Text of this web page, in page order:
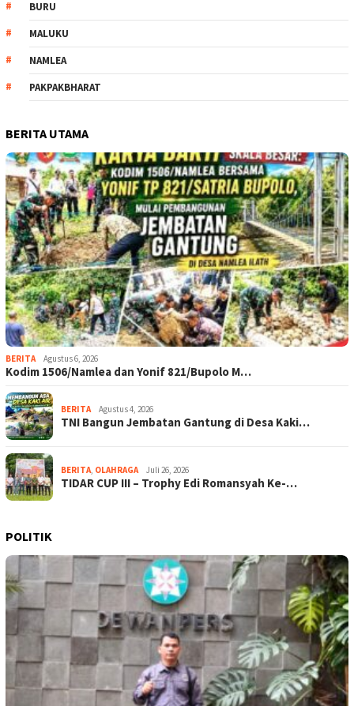
BURU
MALUKU
NAMLEA
PAKPAKBHARAT
BERITA UTAMA
BERITA Agustus 6, 2026
Kodim 1506/Namlea dan Yonif 821/Bupolo M…
BERITA Agustus 4, 2026
TNI Bangun Jembatan Gantung di Desa Kaki…
BERITA OLAHRAGA Juli 26, 2026
TIDAR CUP III – Trophy Edi Romansyah Ke-…
POLITIK